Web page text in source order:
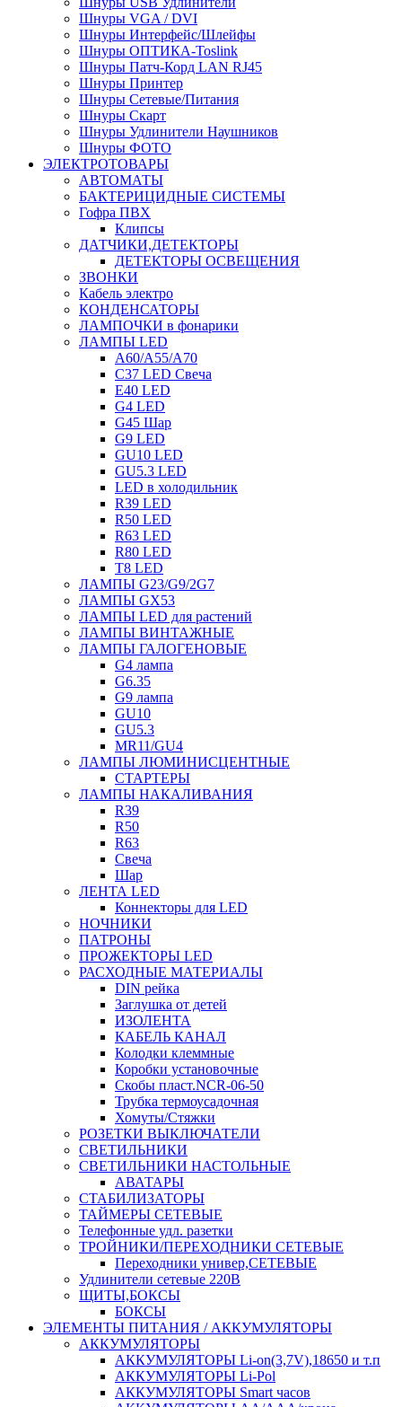
Шнуры VGA / DVI
Шнуры Интерфейс/Шлейфы
Шнуры ОПТИКА-Toslink
Шнуры Патч-Корд LAN RJ45
Шнуры Принтер
Шнуры Сетевые/Питания
Шнуры Скарт
Шнуры Удлинители Наушников
Шнуры ФОТО
ЭЛЕКТРОТОВАРЫ
АВТОМАТЫ
БАКТЕРИЦИДНЫЕ СИСТЕМЫ
Гофра ПВХ
Клипсы
ДАТЧИКИ,ДЕТЕКТОРЫ
ДЕТЕКТОРЫ ОСВЕЩЕНИЯ
ЗВОНКИ
Кабель электро
КОНДЕНСАТОРЫ
ЛАМПОЧКИ в фонарики
ЛАМПЫ LED
A60/A55/A70
C37 LED Свеча
E40 LED
G4 LED
G45 Шар
G9 LED
GU10 LED
GU5.3 LED
LED в холодильник
R39 LED
R50 LED
R63 LED
R80 LED
T8 LED
ЛАМПЫ G23/G9/2G7
ЛАМПЫ GX53
ЛАМПЫ LED для растений
ЛАМПЫ ВИНТАЖНЫЕ
ЛАМПЫ ГАЛОГЕНОВЫЕ
G4 лампа
G6.35
G9 лампа
GU10
GU5.3
MR11/GU4
ЛАМПЫ ЛЮМИНИСЦЕНТНЫЕ
СТАРТЕРЫ
ЛАМПЫ НАКАЛИВАНИЯ
R39
R50
R63
Свеча
Шар
ЛЕНТА LED
Коннекторы для LED
НОЧНИКИ
ПАТРОНЫ
ПРОЖЕКТОРЫ LED
РАСХОДНЫЕ МАТЕРИАЛЫ
DIN рейка
Заглушка от детей
ИЗОЛЕНТА
КАБЕЛЬ КАНАЛ
Колодки клеммные
Коробки установочные
Скобы пласт.NCR-06-50
Трубка термоусадочная
Хомуты/Стяжки
РОЗЕТКИ ВЫКЛЮЧАТЕЛИ
СВЕТИЛЬНИКИ
СВЕТИЛЬНИКИ НАСТОЛЬНЫЕ
АВАТАРЫ
СТАБИЛИЗАТОРЫ
ТАЙМЕРЫ СЕТЕВЫЕ
Телефонные удл. разетки
ТРОЙНИКИ/ПЕРЕХОДНИКИ СЕТЕВЫЕ
Переходники универ,СЕТЕВЫЕ
Удлинители сетевые 220В
ЩИТЫ,БОКСЫ
БОКСЫ
ЭЛЕМЕНТЫ ПИТАНИЯ / АККУМУЛЯТОРЫ
АККУМУЛЯТОРЫ
АККУМУЛЯТОРЫ Li-on(3,7V),18650 и т.п
АККУМУЛЯТОРЫ Li-Pol
АККУМУЛЯТОРЫ Smart часов